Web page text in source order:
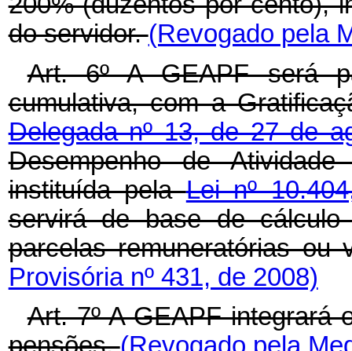
do servidor.(Revogado pela
Art. 6º A GEAPF será
cumulativa, com a
Delegada nº 13, de 27 de
Desempenho de Atividade
instituída pelaLei nº
servirá de base de cálculo
parcelas remuneratórias ou
Provisória nº 431, de 2008)
Art. 7º A GEAPF integrará